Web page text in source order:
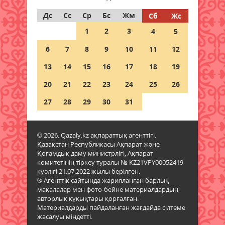
Дауыл, жаңбыр: Еліміздің
бірнеше өңірінде ауа райына
байланысты ескерту жасалды
Бұршақ, дауыл: Еліміздің 16
өңірінде дауылды ескерту
жарияланды
06 тамыз 2026 ж. 80
6 тамызға валюта бағамы
06 тамыз 2026 ж. 78
Синоптиктер Қазақстанның екі
қаласында ауа сапасы
нашарлауы мүмкін екенін
ескертті
06 тамыз 2026 ж.
Дс
Сс Ср Бс Жм Сб
Жс
1
2 3 4
5
6
7 8 9 10 11
12
13
14 15 16 17 18
19
20
21 22 23 24 25
26
27
28 29 30 31
© 2026. Qazaly.kz ақпараттық агенттігі.
Қазақстан Республикасы Ақпарат және
Қоғамдық даму министрлігі, Ақпарат
комитетінің тіркеу туралы № KZ21VPY00052419
куәлігі 21.07.2022 жылы берілген.
® Агенттік сайтында жарияланған барлық
мақалалар мен фото-бейне материалдардың
авторлық құқықтары қорғалған.
Материалдарды пайдаланған жағдайда сілтеме
жасалуы міндетті.